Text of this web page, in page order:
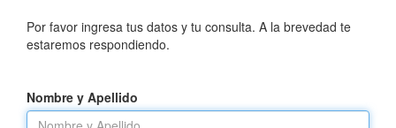
Por favor ingresa tus datos y tu consulta. A la brevedad te
estaremos respondiendo.
Nombre y Apellido